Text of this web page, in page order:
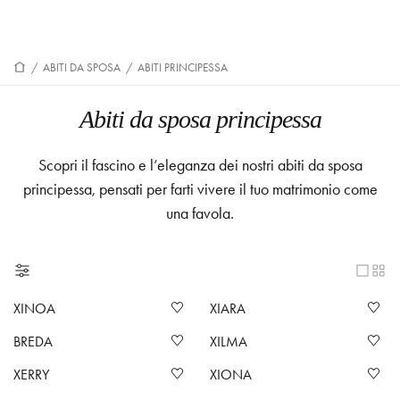
/ ABITI DA SPOSA / ABITI PRINCIPESSA
Abiti da sposa principessa
Scopri il fascino e l’eleganza dei nostri abiti da sposa
principessa, pensati per farti vivere il tuo matrimonio come
una favola.
XINOA
XIARA
BREDA
XILMA
XERRY
XIONA